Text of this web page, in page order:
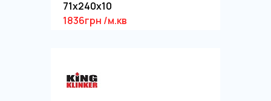
71x240x10
1836грн /м.кв